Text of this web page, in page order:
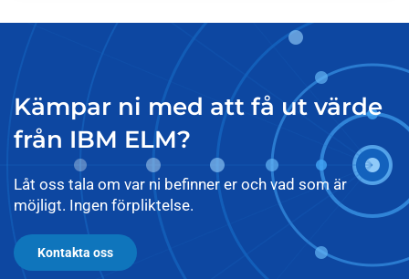
Kämpar ni med att få ut värde
från IBM ELM?
Låt oss tala om var ni befinner er och vad som är
möjligt. Ingen förpliktelse.
Kontakta oss